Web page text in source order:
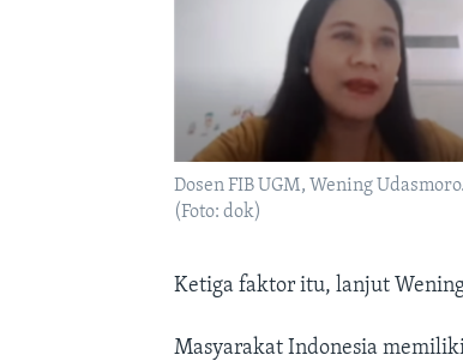
Dosen FIB UGM, Wening Udasmoro.
(Foto: dok)
Ketiga faktor itu, lanjut
Masyarakat Indonesia